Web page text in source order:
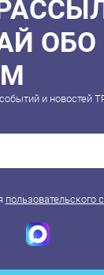
ОБО
и новостей
пользовательского